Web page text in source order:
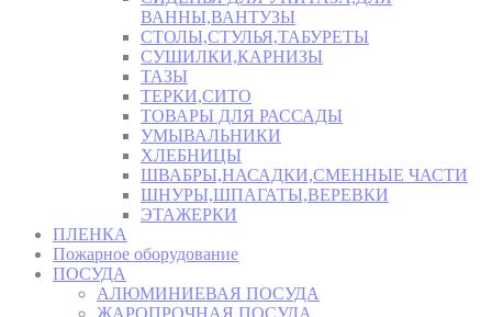
ВАННЫ,ВАНТУЗЫ
СТОЛЫ,СТУЛЬЯ,ТАБУРЕТЫ
СУШИЛКИ,КАРНИЗЫ
ТАЗЫ
ТЕРКИ,СИТО
ТОВАРЫ ДЛЯ РАССАДЫ
УМЫВАЛЬНИКИ
ХЛЕБНИЦЫ
ШВАБРЫ,НАСАДКИ,СМЕННЫЕ ЧАСТИ
ШНУРЫ,ШПАГАТЫ,ВЕРЕВКИ
ЭТАЖЕРКИ
ПЛЕНКА
Пожарное оборудование
ПОСУДА
АЛЮМИНИЕВАЯ ПОСУДА